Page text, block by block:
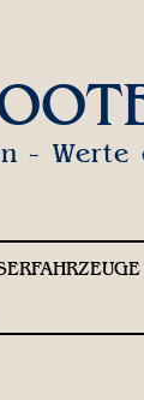
- Werte